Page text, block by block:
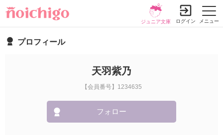
メニュー
ジュニア文庫 ログイン
プロフィール
天羽紫乃
【会員番号】1234635
フォロー